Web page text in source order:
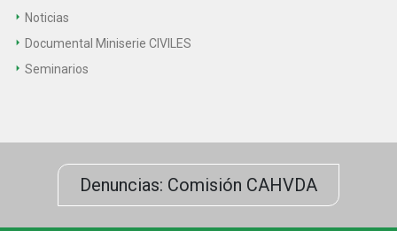
Noticias
Documental Miniserie CIVILES
Seminarios
Denuncias: Comisión CAHVDA